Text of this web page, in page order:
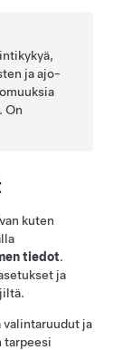
ja ajo-
On
kuten
tiedot.
ja
valintaruudut ja
tarpeesi